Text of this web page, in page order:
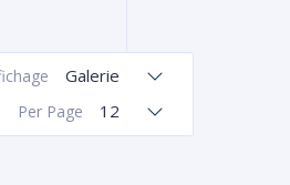
Galerie
Per Page 12